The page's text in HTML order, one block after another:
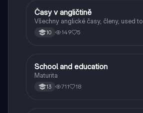
Angličtina
Časy v angličtině
Všechny anglické časy, členy, used to
10 149 5
Angličtina
School and education
Maturita
13 711 18